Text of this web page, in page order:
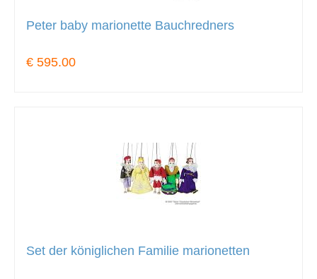
Peter baby marionette Bauchredners
€ 595.00
Set der königlichen Familie marionetten